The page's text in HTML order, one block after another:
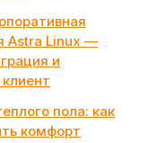
Astra Linux —
и
пола: как
комфорт